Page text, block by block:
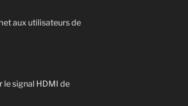
aux utilisateurs de
le signal HDMI de